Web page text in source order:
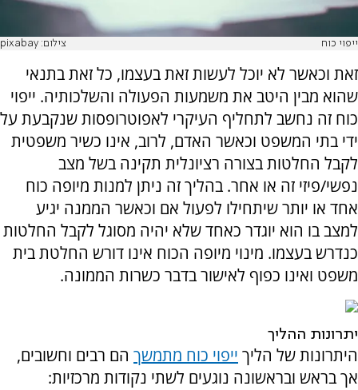
ייפוי כוח צילום: pixabay
זאת וכאשר לא יוכל לעשות זאת בעצמו, כל זאת בתנאי
שהוא מבין היטב את משמעות הפעולה והשלכותיה. ייפוי
כוח זה נחשב לתחליף העיקרי לאפוטרופסות שנקבעת על
ידי בתי המשפט וכאשר האדם, לרוב, אינו כשיר משפטית
לקבל החלטות בצורה רציונלית תקינה בשל מצב
נפשי/פיזי זה או אחר. בהליך זה ניתן למנות מיופה כוח
אחד או יותר שיתחילו לפעול אם וכאשר הממנה יגיע
למצב בו הוא יוגדר כאחד שלא יהיה מסוגל לקבל החלטות
כנדרש בעצמו. מינוי מיופה הכוח אינו דורש החלטת בית
משפט ואינו כפוף לאישור בדבר כשרות הממונה.
יתרונות ההליך
היתרונות של הליך ייפוי כוח מתמשך הם רבים וחשובים,
אך בראש ובראשונה נוגעים לשתי נקודות מרכזיות: